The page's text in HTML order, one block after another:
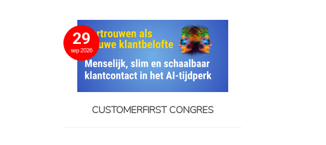
29
sep 2026
CUSTOMERFIRST CONGRES